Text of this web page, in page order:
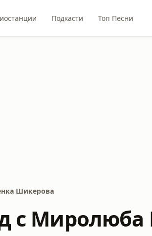
Подкасти Топ Песни
Шикерова
с Миролюба